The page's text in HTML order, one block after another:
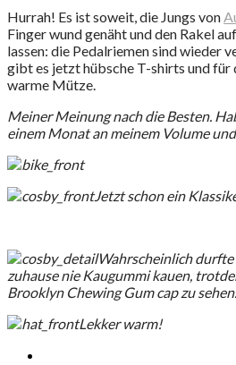
Hurrah! Es ist soweit, die Jungs von
Finger wund genäht und den Rakel
lassen: die Pedalriemen sind wieder
gibt es jetzt hübsche T-shirts und für
warme Mütze.
Meiner Meinung nach die Besten.
einem Monat an meinem Volume
Jetzt schon ein
Wahrscheinlich
zuhause nie Kaugummi kauen,
Brooklyn Chewing Gum cap zu sehen.
Lekker warm!